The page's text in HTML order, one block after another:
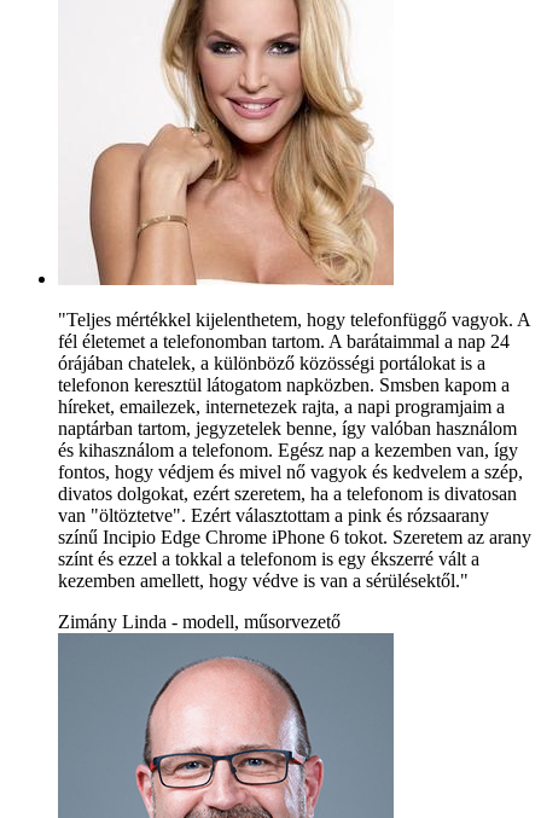
"Teljes mértékkel kijelenthetem, hogy telefonfüggő vagyok. A
fél életemet a telefonomban tartom. A barátaimmal a nap 24
órájában chatelek, a különböző közösségi portálokat is a
telefonon keresztül látogatom napközben. Smsben kapom a
híreket, emailezek, internetezek rajta, a napi programjaim a
naptárban tartom, jegyzetelek benne, így valóban használom
és kihasználom a telefonom. Egész nap a kezemben van, így
fontos, hogy védjem és mivel nő vagyok és kedvelem a szép,
divatos dolgokat, ezért szeretem, ha a telefonom is divatosan
van "öltöztetve". Ezért választottam a pink és rózsaarany
színű Incipio Edge Chrome iPhone 6 tokot. Szeretem az arany
színt és ezzel a tokkal a telefonom is egy ékszerré vált a
kezemben amellett, hogy védve is van a sérülésektől."
Zimány Linda - modell, műsorvezető